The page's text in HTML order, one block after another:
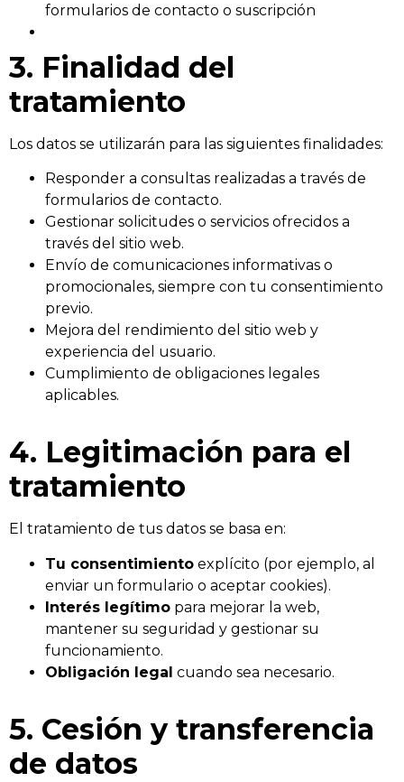
formularios de contacto o suscripción
3. Finalidad del
tratamiento
Los datos se utilizarán para las siguientes finalidades:
Responder a consultas realizadas a través de
formularios de contacto.
Gestionar solicitudes o servicios ofrecidos a
través del sitio web.
Envío de comunicaciones informativas o
promocionales, siempre con tu consentimiento
previo.
Mejora del rendimiento del sitio web y
experiencia del usuario.
Cumplimiento de obligaciones legales
aplicables.
4. Legitimación para el
tratamiento
El tratamiento de tus datos se basa en:
Tu consentimiento explícito (por ejemplo, al
enviar un formulario o aceptar cookies).
Interés legítimo para mejorar la web,
mantener su seguridad y gestionar su
funcionamiento.
Obligación legal cuando sea necesario.
5. Cesión y transferencia
de datos